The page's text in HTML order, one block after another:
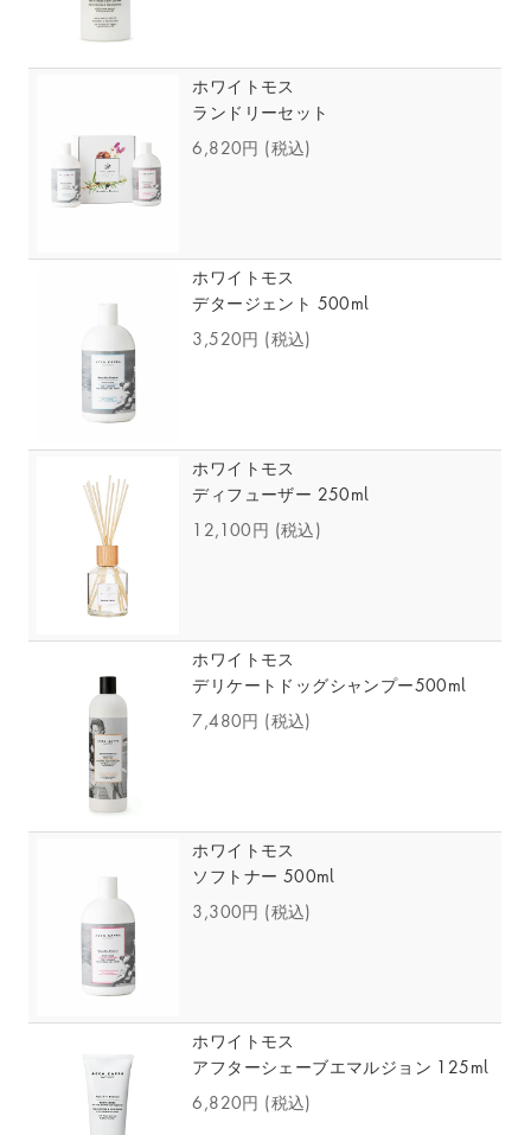
ホワイトモス
ランドリーセット
6,820円 (税込)
ホワイトモス
デタージェント 500ml
3,520円 (税込)
ホワイトモス
ディフューザー 250ml
12,100円 (税込)
ホワイトモス
デリケートドッグシャンプー500ml
7,480円 (税込)
ホワイトモス
ソフトナー 500ml
3,300円 (税込)
ホワイトモス
アフターシェーブエマルジョン 125ml
6,820円 (税込)